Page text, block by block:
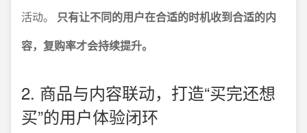
活动。 只有让不同的用户在合适的时机收到合适的内
容，复购率才会持续提升。
2. 商品与内容联动，打造“买完还想
买”的用户体验闭环